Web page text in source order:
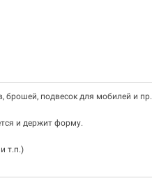
брошей, подвесок для мобилей и пр.
и держит форму.
т.п.)